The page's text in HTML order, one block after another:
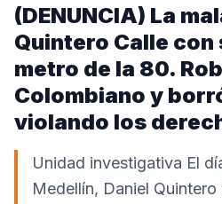
(DENUNCIA) La
Quintero Calle con
metro de la 80.
Colombiano y
violando los
Unidad investigativa El
Medellín, Daniel